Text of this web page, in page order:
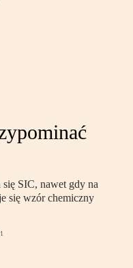
SIC, nawet gdy na
się wzór chemiczny